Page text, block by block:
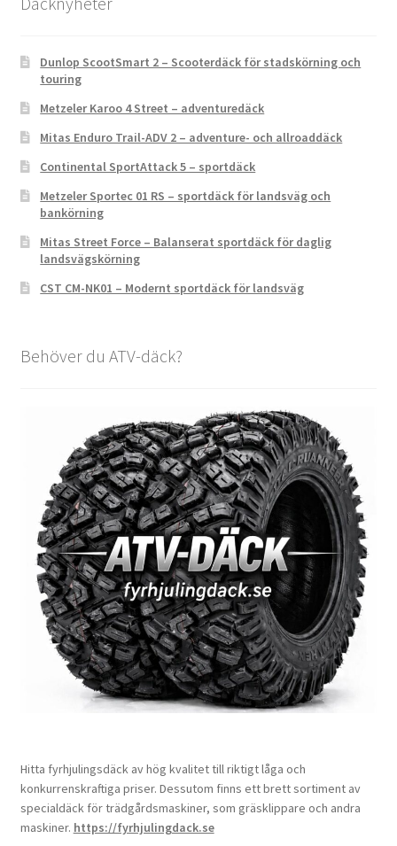
Dunlop ScootSmart 2 – Scooterdäck för stadskörning och
touring
Metzeler Karoo 4 Street – adventuredäck
Mitas Enduro Trail-ADV 2 – adventure- och allroaddäck
Continental SportAttack 5 – sportdäck
Metzeler Sportec 01 RS – sportdäck för landsväg och
bankörning
Mitas Street Force – Balanserat sportdäck för daglig
landsvägskörning
CST CM-NK01 – Modernt sportdäck för landsväg
Behöver du ATV-däck?
Hitta fyrhjulingsdäck av hög kvalitet till riktigt låga och
konkurrenskraftiga priser. Dessutom finns ett brett sortiment av
specialdäck för trädgårdsmaskiner, som gräsklippare och andra
maskiner. https://fyrhjulingdack.se